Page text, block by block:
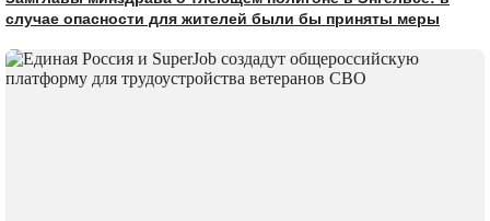
случае опасности для жителей были бы приняты меры